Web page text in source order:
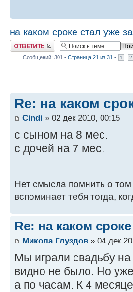
на каком сроке стал уже
Ответить
Сообщений: 301 • Страница 21 из 31 • 1 2
Re: на каком
Cindi » 02 дек 2010, 00:15
с сыном на 8 мес.
с дочей на 7 мес.
Нет смысла помнить о
вспоминает тебя тогда,
Re: на каком
Микола Глуздов » 04 дек
Мы играли свадьбу
видно не было. Но
а по часам. К 4